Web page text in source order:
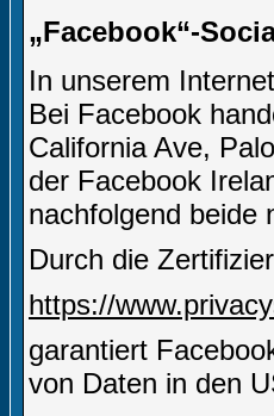
„Facebook“-
In unserem
Bei Facebook
California Ave,
der Facebook
nachfolgend beide
Durch die
https://
garantiert
von Daten in den